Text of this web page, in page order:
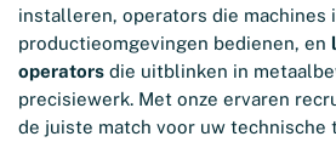
installeren, operators die machines
productieomgevingen bedienen, en
operators die uitblinken in
precisiewerk. Met onze ervaren
de juiste match voor uw technische